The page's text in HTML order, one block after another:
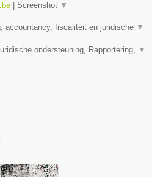
Screenshot ▼
accountancy, fiscaliteit en juridische ▼
ondersteuning, Rapportering, ▼